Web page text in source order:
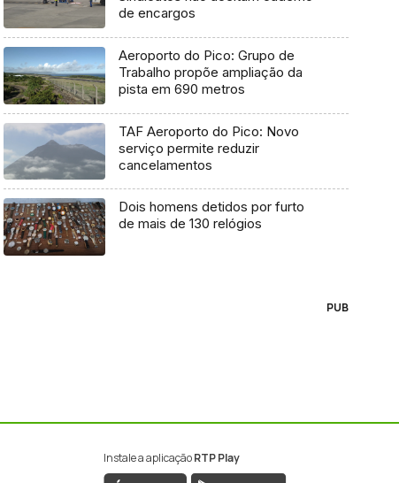
de encargos
Aeroporto do Pico: Grupo de
Trabalho propõe ampliação da
pista em 690 metros
TAF Aeroporto do Pico: Novo
serviço permite reduzir
cancelamentos
Dois homens detidos por furto
de mais de 130 relógios
PUB
Instale a aplicaçãoRTP Play